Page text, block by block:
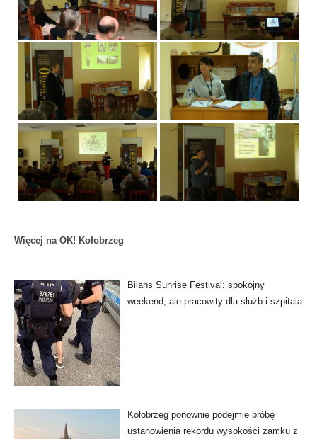
Więcej na OK! Kołobrzeg
Bilans Sunrise Festival: spokojny
weekend, ale pracowity dla służb i szpitala
Kołobrzeg ponownie podejmie próbę
ustanowienia rekordu wysokości zamku z